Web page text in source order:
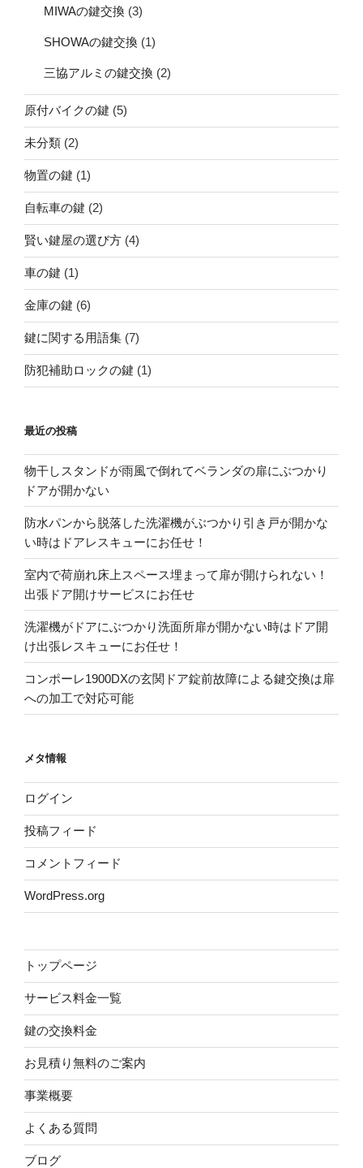
MIWAの鍵交換 (3)
SHOWAの鍵交換 (1)
三協アルミの鍵交換 (2)
原付バイクの鍵 (5)
未分類 (2)
物置の鍵 (1)
自転車の鍵 (2)
賢い鍵屋の選び方 (4)
車の鍵 (1)
金庫の鍵 (6)
鍵に関する用語集 (7)
防犯補助ロックの鍵 (1)
最近の投稿
物干しスタンドが雨風で倒れてベランダの扉にぶつかり
ドアが開かない
防水パンから脱落した洗濯機がぶつかり引き戸が開かな
い時はドアレスキューにお任せ！
室内で荷崩れ床上スペース埋まって扉が開けられない！
出張ドア開けサービスにお任せ
洗濯機がドアにぶつかり洗面所扉が開かない時はドア開
け出張レスキューにお任せ！
コンポーレ1900DXの玄関ドア錠前故障による鍵交換は扉
への加工で対応可能
メタ情報
ログイン
投稿フィード
コメントフィード
WordPress.org
トップページ
サービス料金一覧
鍵の交換料金
お見積り無料のご案内
事業概要
よくある質問
ブログ